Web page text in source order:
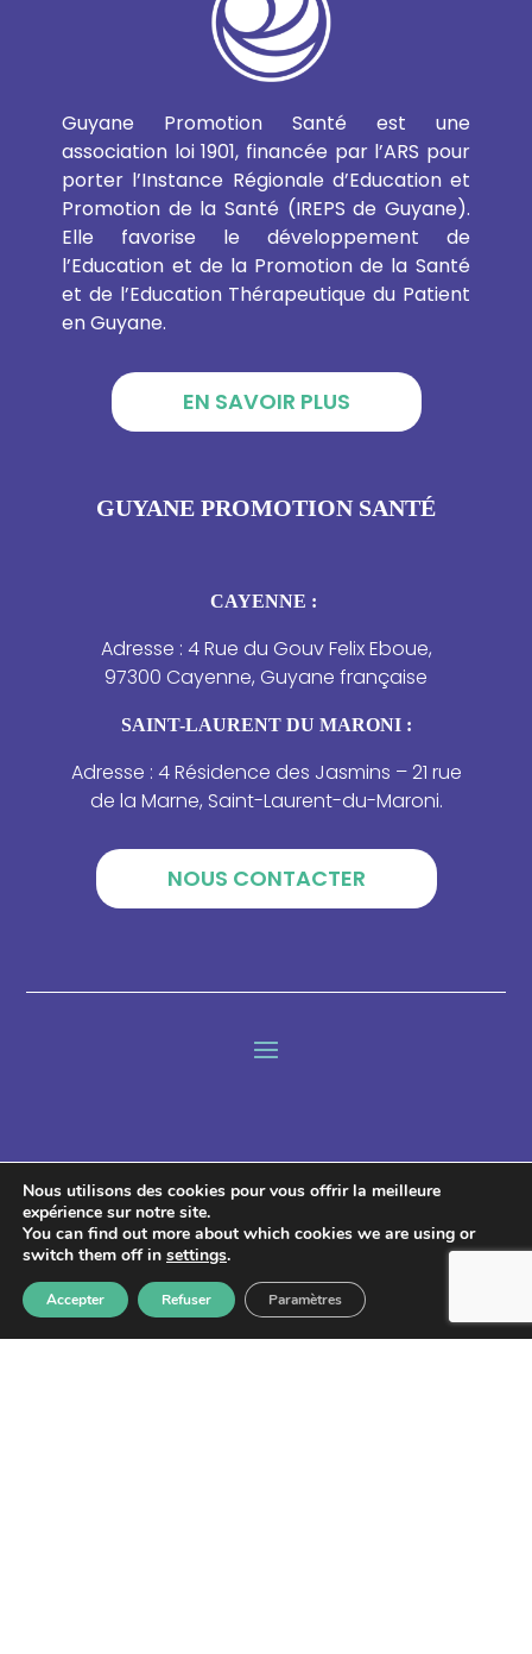
Guyane Promotion Santé est une
association loi 1901, financée par l’ARS pour
porter l’Instance Régionale d’Education et
Promotion de la Santé (IREPS de Guyane).
Elle favorise le développement de
l’Education et de la Promotion de la Santé
et de l’Education Thérapeutique du Patient
en Guyane.
EN SAVOIR PLUS
GUYANE PROMOTION SANTÉ
CAYENNE :
Adresse : 4 Rue du Gouv Felix Eboue,
97300 Cayenne, Guyane française
SAINT-LAURENT DU MARONI :
Adresse : 4 Résidence des Jasmins – 21 rue
de la Marne, Saint-Laurent-du-Maroni.
NOUS CONTACTER
Lettre d'information
S'abonner
Nous utilisons des cookies pour vous offrir la meilleure
expérience sur notre site.
You can find out more about which cookies we are using or
switch them off in settings.
Accepter Refuser Paramètres